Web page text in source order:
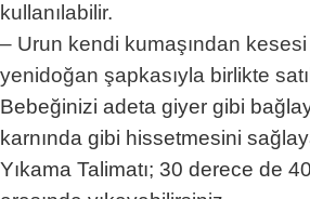
kullanılabilir.
– Urun kendi kumaşından
yenidoğan şapkasıyla birlikte
Bebeğinizi adeta giyer gibi
karnında gibi hissetmesini
Yıkama Talimatı; 30 derece de